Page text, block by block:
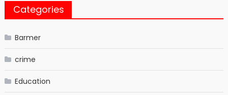
Categories
Barmer
crime
Education